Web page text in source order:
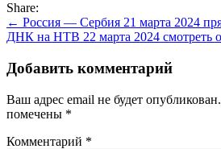
Share:
Навигация
по
записям
← Россия — Сербия 21 марта 2024
ДНК на НТВ 22 марта 2024 смотреть
Добавить комментарий
Ваш адрес email не будет опубликован.
помечены *
Комментарий *